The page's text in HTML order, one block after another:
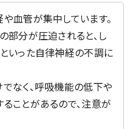
血管が集中しています。
部分が圧迫されると、し
いった自律神経の不調に
なく、呼吸機能の低下や
ことがあるので、注意が